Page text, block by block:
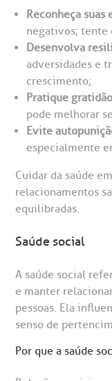
Reconheça suas
negativos; tente
Desenvolva
adversidades e
crescimento;
Pratique
pode melhorar
Evite
especialmente
Cuidar da saúde
relacionamentos
equilibradas.
Saúde social
A saúde social
e manter
pessoas. Ela
senso de
Por que a saúde